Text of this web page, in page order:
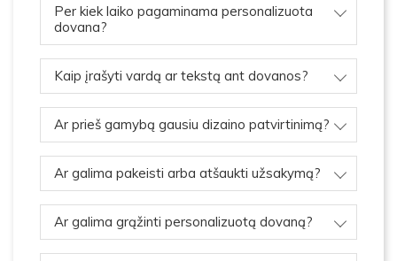
Per kiek laiko pagaminama personalizuota
dovana?
Kaip įrašyti vardą ar tekstą ant dovanos?
Ar prieš gamybą gausiu dizaino patvirtinimą?
Ar galima pakeisti arba atšaukti užsakymą?
Ar galima grąžinti personalizuotą dovaną?